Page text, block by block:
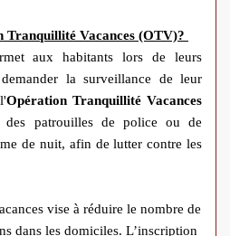
Tranquillité Vacances (OTV)?
aux habitants lors de leurs
la surveillance de leur
Opération Tranquillité Vacances
des patrouilles de police ou de
de nuit, afin de lutter contre les
vise à réduire le nombre de
dans les domiciles. L’inscription